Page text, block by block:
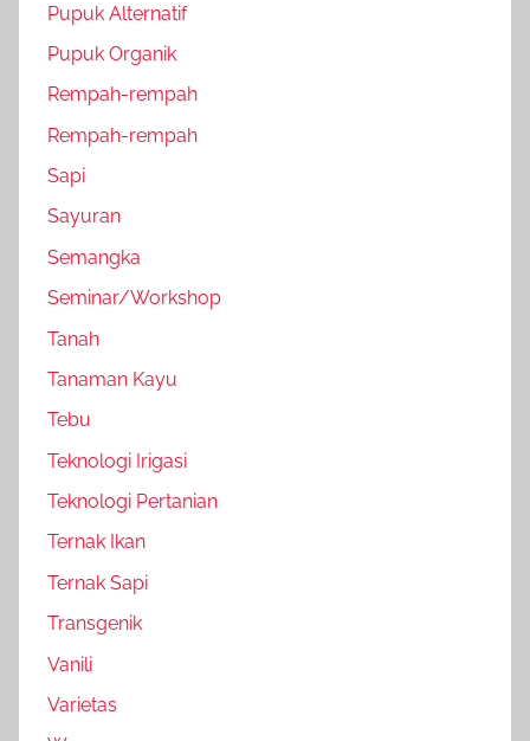
Pupuk Alternatif
Pupuk Organik
Rempah-rempah
Rempah-rempah
Sapi
Sayuran
Semangka
Seminar/Workshop
Tanah
Tanaman Kayu
Tebu
Teknologi Irigasi
Teknologi Pertanian
Ternak Ikan
Ternak Sapi
Transgenik
Vanili
Varietas